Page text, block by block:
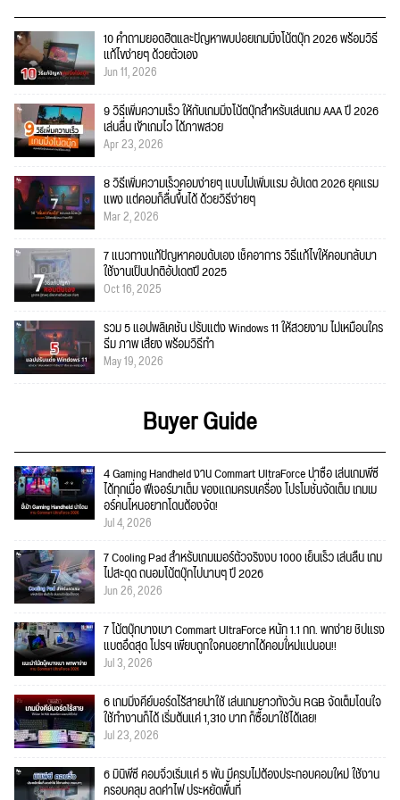
10 คำถามยอดฮิตและปัญหาพบบ่อยเกมมิ่งโน้ตบุ๊ก 2026 พร้อมวิธี
แก้ไขง่ายๆ ด้วยตัวเอง
Jun 11, 2026
9 วิธีเพิ่มความเร็ว ให้กับเกมมิ่งโน้ตบุ๊กสำหรับเล่นเกม AAA ปี 2026
เล่นลื่น เข้าเกมไว ได้ภาพสวย
Apr 23, 2026
8 วิธีเพิ่มความเร็วคอมง่ายๆ แบบไม่เพิ่มแรม อัปเดต 2026 ยุคแรม
แพง แต่คอมก็ลื่นขึ้นได้ ด้วยวิธีง่ายๆ
Mar 2, 2026
7 แนวทางแก้ปัญหาคอมดับเอง เช็คอาการ วิธีแก้ไขให้คอมกลับมา
ใช้งานเป็นปกติอัปเดตปี 2025
Oct 16, 2025
รวม 5 แอปพลิเคชัน ปรับแต่ง Windows 11 ให้สวยงาม ไม่เหมือนใคร
ธีม ภาพ เสียง พร้อมวิธีทำ
May 19, 2026
Buyer Guide
4 Gaming Handheld งาน Commart UltraForce น่าซื้อ เล่นเกมพีซี
ได้ทุกเมื่อ ฟีเจอร์มาเต็ม ของแถมครบเครื่อง โปรโมชั่นจัดเต็ม เกมเม
อร์คนไหนอยากโดนต้องจัด!
Jul 4, 2026
7 Cooling Pad สำหรับเกมเมอร์ตัวจริงงบ 1000 เย็นเร็ว เล่นลื่น เกม
ไม่สะดุด ถนอมโน้ตบุ๊กไปนานๆ ปี 2026
Jun 26, 2026
7 โน้ตบุ๊กบางเบา Commart UltraForce หนัก 1.1 กก. พกง่าย ชิปแรง
แบตอึดสุด โปรฯ เพียบถูกใจคนอยากได้คอมใ่หม่แน่นอน!!
Jul 3, 2026
6 เกมมิ่งคีย์บอร์ดไร้สายน่าใช้ เล่นเกมยาวทั้งวัน RGB จัดเต็มโดนใจ
ใช้ทำงานก็ได้ เริ่มต้นแค่ 1,310 บาท ก็ซื้อมาใช้ได้เลย!
Jul 23, 2026
6 มินิพีซี คอมจิ๋วเริ่มแค่ 5 พัน มีครบไม่ต้องประกอบคอมใหม่ ใช้งาน
ครอบคลุม ลดค่าไฟ ประหยัดพื้นที่